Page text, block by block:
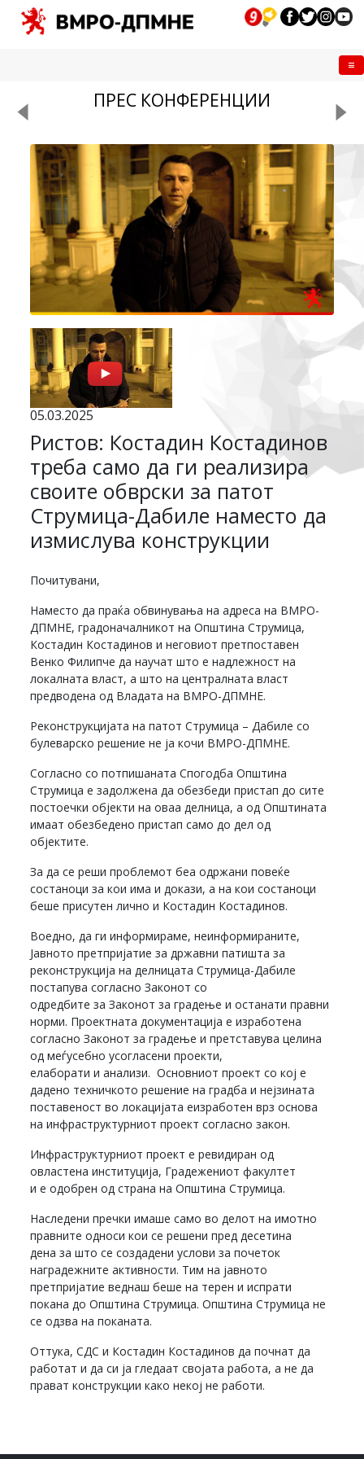
ПРЕС КОНФЕРЕНЦИИ
05.03.2025
Ристов: Костадин Костадинов
треба само да ги реализира
своите обврски за патот
Струмица-Дабиле наместо да
измислува конструкции
Почитувани,
Наместо да праќа обвинувања на адреса на ВМРО-
ДПМНЕ, градоначалникот на Општина Струмица,
Костадин Костадинов и неговиот претпоставен
Венко Филипче да научат што е надлежност на
локалната власт, а што на централната власт
предводена од Владата на ВМРО-ДПМНЕ.
Реконструкцијата на патот Струмица – Дабиле со
булеварско решение не ја кочи ВМРО-ДПМНЕ.
Согласно со потпишаната Спогодба Општина
Струмица е задолжена да обезбеди пристап до сите
постоечки објекти на оваа делница, а од Општината
имаат обезбедено пристап само до дел од
објектите.
За да се реши проблемот беа одржани повеќе
состаноци за кои има и докази, а на кои состаноци
беше присутен лично и Костадин Костадинов.
Воедно, да ги информираме, неинформираните,
Јавното претпријатие за државни патишта за
реконструкција на делницата Струмица-Дабиле
постапува согласно Законот со
одредбите за Законот за градење и останати правни
норми. Проектната документација е изработена
согласно Законот за градење и претставува целина
од мeѓуceбно усогласени проекти,
елаборати и анализи. Основниот проект со кој е
дадено техничкото решение на градба и нејзината
поставеност во локацијата еизработен врз основа
на инфраструктурниот проект согласно закон.
Инфраструктурниот проект е ревидиран од
овластена институција, Градежениот факултет
и е одобрен од страна на Општина Струмица.
Наследени пречки имаше само во делот на имотно
правните односи кои се решени пред десетина
дена за што се создадени услови за почеток
наградежните активности. Тим на јавното
претпријатие веднаш беше на терен и испрати
покана до Општина Струмица. Општина Струмица не
се одзва на поканата.
Оттука, СДС и Костадин Костадинов да почнат да
работат и да си ја гледаат својата работа, а не да
прават конструкции како некој не работи.